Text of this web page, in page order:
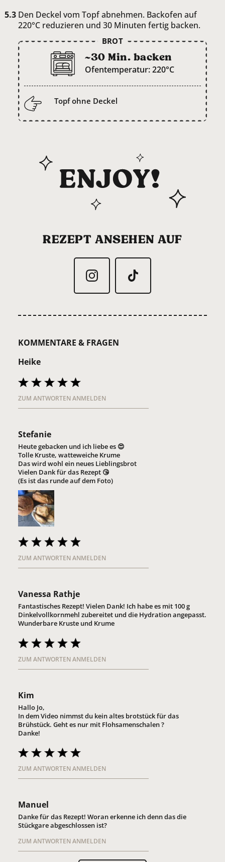
Den Deckel vom Topf abnehmen. Backofen auf
220°C reduzieren und 30 Minuten fertig backen.
BROT
~30 Min. backen
Ofentemperatur: 220°C
Topf ohne Deckel
REZEPT ANSEHEN AUF
KOMMENTARE & FRAGEN
Heike
ZUM ANTWORTEN ANMELDEN
Stefanie
Heute gebacken und ich liebe es 😍
Tolle Kruste, watteweiche Krume
Das wird wohl ein neues Lieblingsbrot
Vielen Dank für das Rezept 😘
(Es ist das runde auf dem Foto)
ZUM ANTWORTEN ANMELDEN
Vanessa Rathje
Fantastisches Rezept! Vielen Dank! Ich habe es mit 100 g
Dinkelvollkornmehl zubereitet und die Hydration angepasst.
Wunderbare Kruste und Krume
ZUM ANTWORTEN ANMELDEN
Kim
Hallo Jo,
In dem Video nimmst du kein altes brotstück für das
Brühstück. Geht es nur mit Flohsamenschalen ?
Danke!
ZUM ANTWORTEN ANMELDEN
Manuel
Danke für das Rezept! Woran erkenne ich denn das die
Stückgare abgeschlossen ist?
ZUM ANTWORTEN ANMELDEN